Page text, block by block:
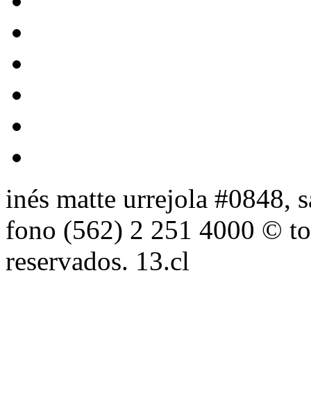
inés matte urrejola #0848,
fono (562) 2 251 4000 ©
reservados. 13.cl